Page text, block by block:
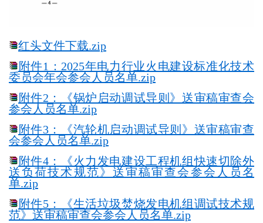
红头文件下载.zip
附件1：2025年电力行业火电建设标准化技术
委员会年会参会人员名单.zip
附件2：《锅炉启动调试导则》送审稿审查会
参会人员名单.zip
附件3：《汽轮机启动调试导则》送审稿审查
会参会人员名单.zip
附件4：《火力发电建设工程机组快速切除外
送负荷技术规范》送审稿审查会参会人员名
单.zip
附件5：《生活垃圾焚烧发电机组调试技术规
范》送审稿审查会参会人员名单.zip